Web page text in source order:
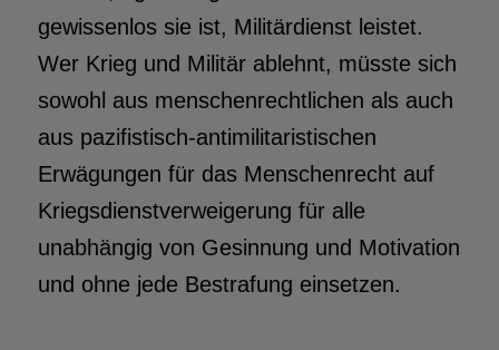
gewissenlos sie ist, Militärdienst leistet.
Wer Krieg und Militär ablehnt, müsste sich
sowohl aus menschenrechtlichen als auch
aus pazifistisch-antimilitaristischen
Erwägungen für das Menschenrecht auf
Kriegsdienstverweigerung für alle
unabhängig von Gesinnung und Motivation
und ohne jede Bestrafung einsetzen.